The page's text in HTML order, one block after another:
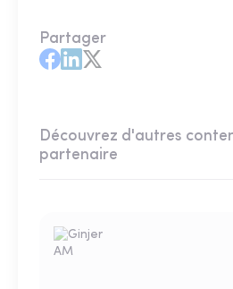
Partager
Découvrez d'autres
partenaire